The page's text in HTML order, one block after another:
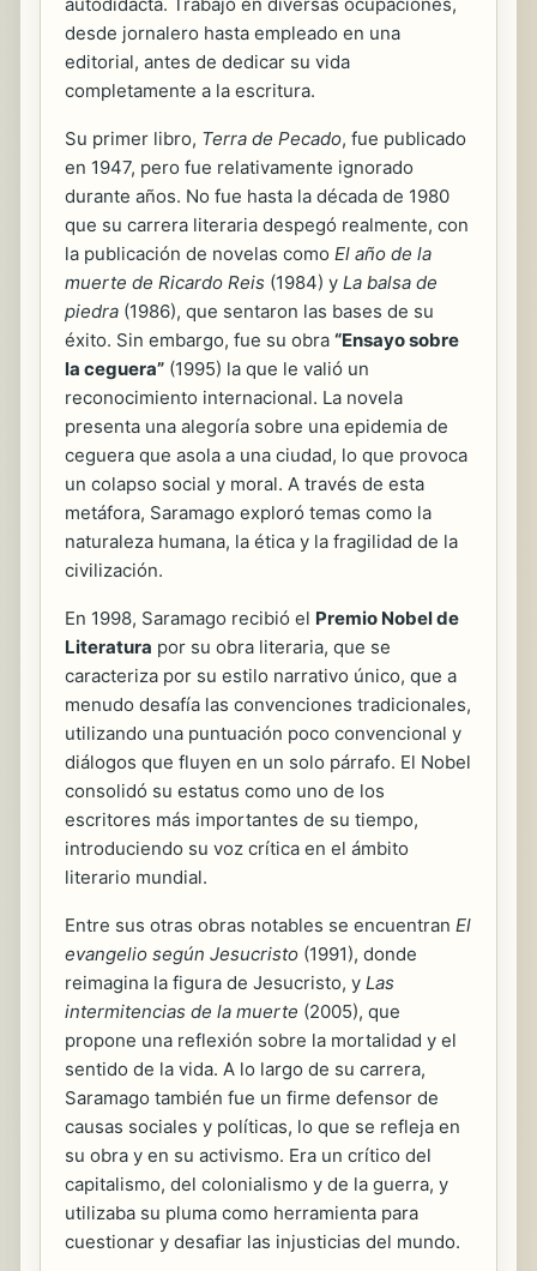
desde jornalero hasta empleado en una
editorial, antes de dedicar su vida
completamente a la escritura.
Su primer libro, Terra de Pecado, fue publicado
en 1947, pero fue relativamente ignorado
durante años. No fue hasta la década de 1980
que su carrera literaria despegó realmente, con
la publicación de novelas como El año de la
muerte de Ricardo Reis (1984) y La balsa de
piedra (1986), que sentaron las bases de su
éxito. Sin embargo, fue su obra “Ensayo sobre
la ceguera” (1995) la que le valió un
reconocimiento internacional. La novela
presenta una alegoría sobre una epidemia de
ceguera que asola a una ciudad, lo que provoca
un colapso social y moral. A través de esta
metáfora, Saramago exploró temas como la
naturaleza humana, la ética y la fragilidad de la
civilización.
En 1998, Saramago recibió el Premio Nobel de
Literatura por su obra literaria, que se
caracteriza por su estilo narrativo único, que a
menudo desafía las convenciones tradicionales,
utilizando una puntuación poco convencional y
diálogos que fluyen en un solo párrafo. El Nobel
consolidó su estatus como uno de los
escritores más importantes de su tiempo,
introduciendo su voz crítica en el ámbito
literario mundial.
Entre sus otras obras notables se encuentran El
evangelio según Jesucristo (1991), donde
reimagina la figura de Jesucristo, y Las
intermitencias de la muerte (2005), que
propone una reflexión sobre la mortalidad y el
sentido de la vida. A lo largo de su carrera,
Saramago también fue un firme defensor de
causas sociales y políticas, lo que se refleja en
su obra y en su activismo. Era un crítico del
capitalismo, del colonialismo y de la guerra, y
utilizaba su pluma como herramienta para
cuestionar y desafiar las injusticias del mundo.